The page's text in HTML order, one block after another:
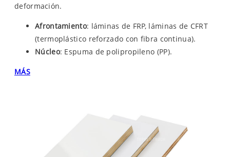
deformación.
Afrontamiento: láminas de FRP, láminas de CFRT
(termoplástico reforzado con fibra continua).
Núcleo: Espuma de polipropileno (PP).
MÁS